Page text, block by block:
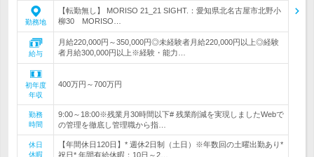
勤務地
【転勤無し】 MORISO 21_21 SIGHT.：愛知県北名古屋市北野小
柳30 MORISO…
給与
月給220,000円～350,000円◎未経験者月給220,000円以上◎経験
者月給300,000円以上※経験・能力…
初年度
年収
400万円～700万円
勤務
時間
9:00～18:00※残業月30時間以下# 残業削減を実現しましたWebで
の管理を徹底し管理職から指…
休日
休暇
【年間休日120日】* 週休2日制（土日）※年数回の土曜出勤あり*
祝日* 年間有給休暇：10日～2…